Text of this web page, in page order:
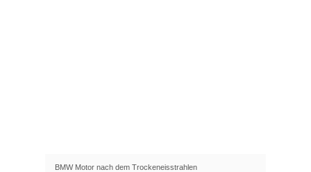
BMW Motor nach dem Trockeneisstrahlen